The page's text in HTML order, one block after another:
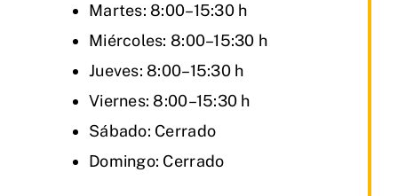
Martes: 8:00–15:30 h
Miércoles: 8:00–15:30 h
Jueves: 8:00–15:30 h
Viernes: 8:00–15:30 h
Sábado: Cerrado
Domingo: Cerrado